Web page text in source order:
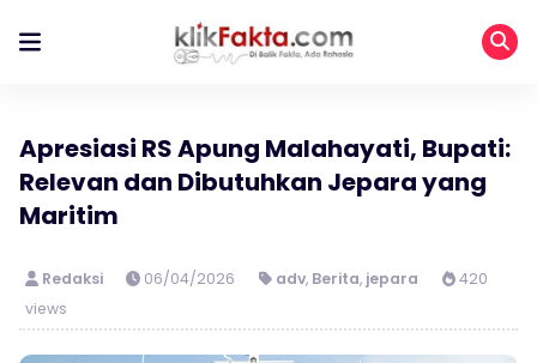
Apresiasi RS Apung Malahayati, Bupati:
Relevan dan Dibutuhkan Jepara yang
Maritim
Redaksi 06/04/2026 adv, Berita, jepara
420
views